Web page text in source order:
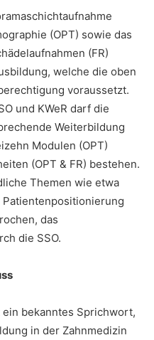
(OPT) sowie das
(FR)
welche die oben
voraussetzt.
und KWeR darf die
Weiterbildung
Modulen (OPT)
(OPT & FR) bestehen.
Themen wie etwa
das
die SSO.
bekanntes Sprichwort,
in der Zahnmedizin